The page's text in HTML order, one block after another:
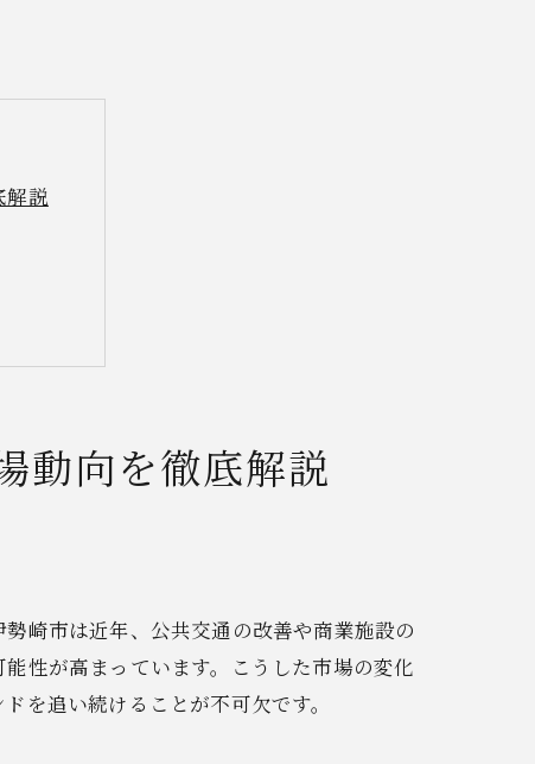
解説
動向を徹底解説
崎市は近年、公共交通の改善や商業施設の
性が高まっています。こうした市場の変化
を追い続けることが不可欠です。